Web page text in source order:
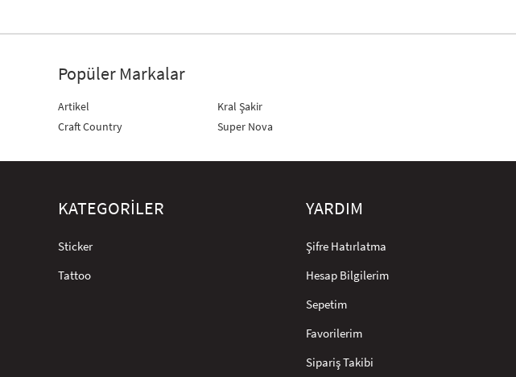
Popüler Markalar
Artikel
Craft Country
Kral Şakir
Super Nova
KATEGORİLER
Sticker
Tattoo
YARDIM
Şifre Hatırlatma
Hesap Bilgilerim
Sepetim
Favorilerim
Sipariş Takibi